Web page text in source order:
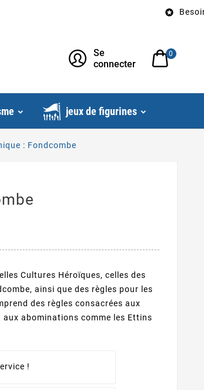
Besoin d’un
Se
connecter
0
jeux de figurines
: Fondcombe
Cultures Héroïques, celles des
ainsi que des règles pour les
des règles consacrées aux
abominations comme les Ettins
!